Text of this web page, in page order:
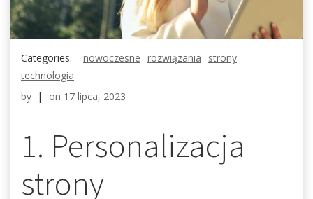
Categories: nowoczesne rozwiązania
strony
technologia
by | on 17 lipca, 2023
1. Personalizacja
strony